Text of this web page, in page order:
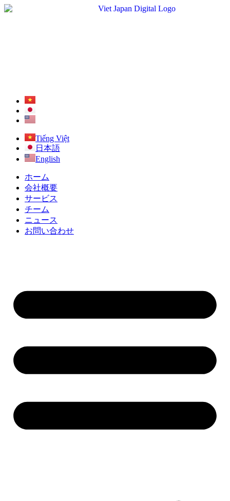
Tiếng Việt
日本語
English
ホーム
会社概要
サービス
チーム
ニュース
お問い合わせ